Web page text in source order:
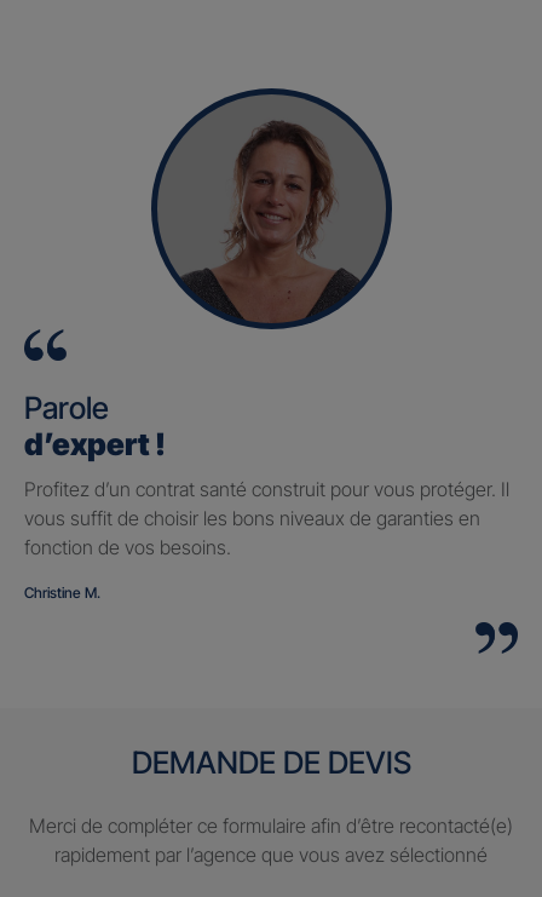
Parole
d’expert !
Profitez d’un contrat santé construit pour vous protéger. Il
vous suffit de choisir les bons niveaux de garanties en
fonction de vos besoins.
Christine M.
DEMANDE DE DEVIS
Merci de compléter ce formulaire afin d’être recontacté(e)
rapidement par l’agence que vous avez sélectionné